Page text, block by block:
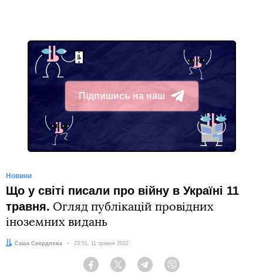
Підпишись на наш
Telegram
Новини
Що у світі писали про війну в Україні 11
травня. Огляд публікацій провідних
іноземних видань
Автор:
Саша Свердлова Дата:
23:51, 11 травня 2022
Facebook Twitter Telegram